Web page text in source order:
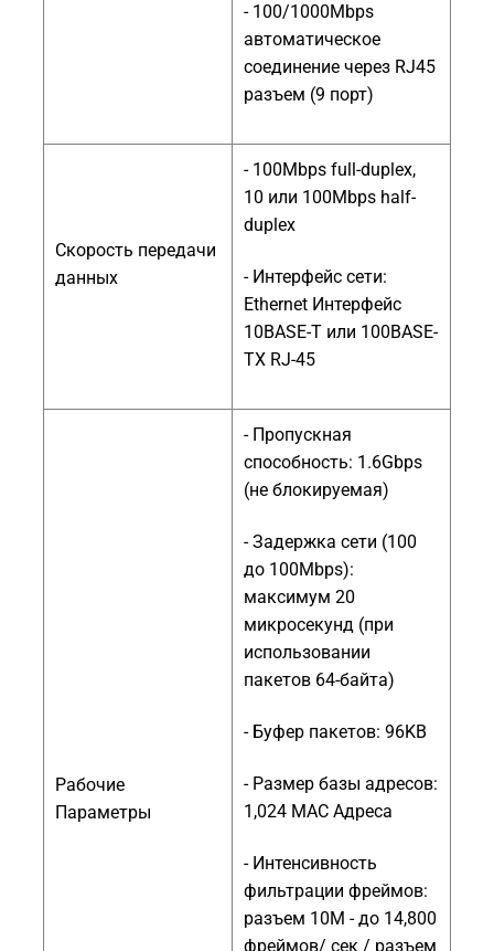
- 100/1000Mbps
автоматическое
соединение через RJ45
разъем (9 порт)
Скорость передачи
данных
- 100Mbps full-duplex,
10 или 100Mbps half-
duplex
- Интерфейс сети:
Ethernet Интерфейс
10BASE-T или 100BASE-
TX RJ-45
Рабочие
Параметры
- Пропускная
способность: 1.6Gbps
(не блокируемая)
- Задержка сети (100
до 100Mbps):
максимум 20
микросекунд (при
использовании
пакетов 64-байта)
- Буфер пакетов: 96KB
- Размер базы адресов:
1,024 MAC Адреса
- Интенсивность
фильтрации фреймов:
разъем 10M - до 14,800
фреймов/ сек / разъем